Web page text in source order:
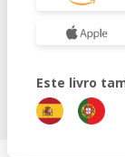
Este livro